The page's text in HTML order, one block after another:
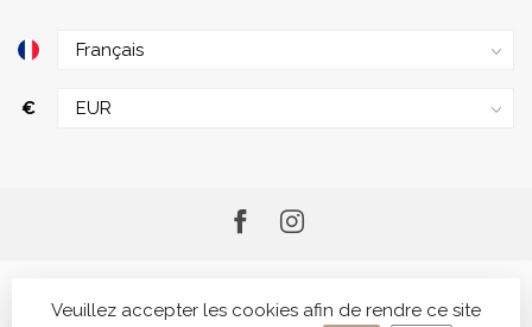
€
Veuillez accepter les cookies afin de rendre ce site